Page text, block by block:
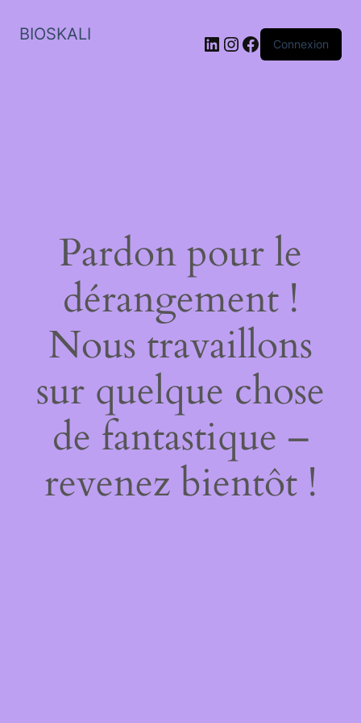
BIOSKALI LinkedIn
Instagram
Facebook
Connexion
Pardon pour le
dérangement !
Nous travaillons
sur quelque chose
de fantastique –
revenez bientôt !